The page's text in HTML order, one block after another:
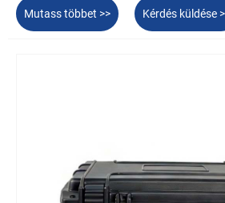
Mutass többet >> Kérdés küldése